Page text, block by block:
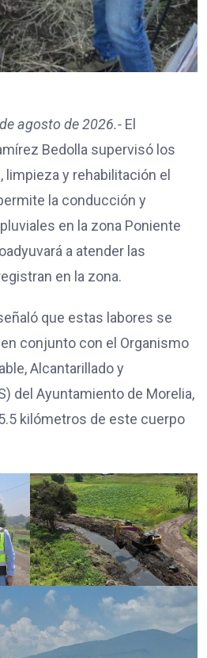
agosto de 2026.- El
Bedolla supervisó los
y rehabilitación el
la conducción y
en la zona Poniente
a atender las
en la zona.
que estas labores se
conjunto con el Organismo
Alcantarillado y
del Ayuntamiento de Morelia,
kilómetros de este cuerpo